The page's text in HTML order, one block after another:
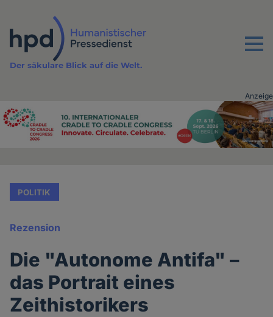
Inhalt
Menu
Der säkulare Blick auf die Welt.
Advertising
Anzeige
POLITIK
Rezension
Die "Autonome Antifa" –
das Portrait eines
Zeithistorikers